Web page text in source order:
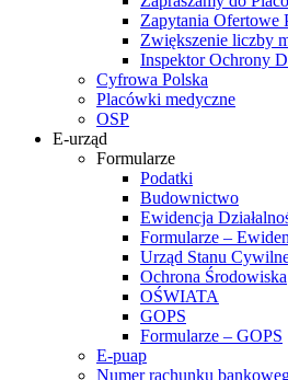
Zapytania Ofertowe
Zwiększenie liczby
Inspektor Ochrony
Cyfrowa Polska
Placówki medyczne
OSP
E-urząd
Formularze
Podatki
Budownictwo
Ewidencja
Formularze –
Urząd Stanu
Ochrona Środowiska
OŚWIATA
GOPS
Formularze – GOPS
E-puap
Numer rachunku